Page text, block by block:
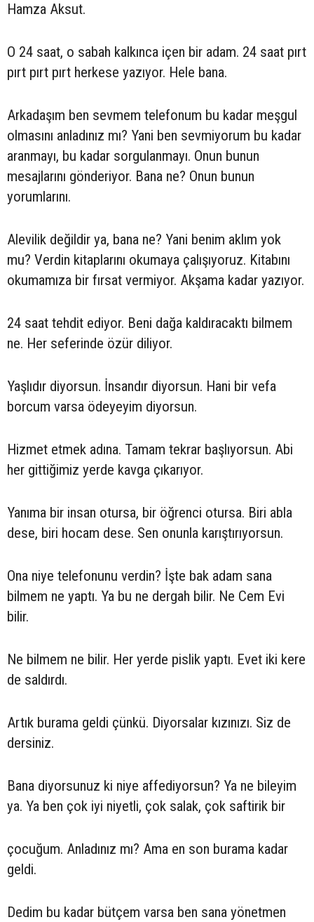
Hamza Aksut.
O 24 saat, o sabah kalkınca içen bir adam. 24 saat pırt
pırt pırt pırt herkese yazıyor. Hele bana.
Arkadaşım ben sevmem telefonum bu kadar meşgul
olmasını anladınız mı? Yani ben sevmiyorum bu kadar
aranmayı, bu kadar sorgulanmayı. Onun bunun
mesajlarını gönderiyor. Bana ne? Onun bunun
yorumlarını.
Alevilik değildir ya, bana ne? Yani benim aklım yok
mu? Verdin kitaplarını okumaya çalışıyoruz. Kitabını
okumamıza bir fırsat vermiyor. Akşama kadar yazıyor.
24 saat tehdit ediyor. Beni dağa kaldıracaktı bilmem
ne. Her seferinde özür diliyor.
Yaşlıdır diyorsun. İnsandır diyorsun. Hani bir vefa
borcum varsa ödeyeyim diyorsun.
Hizmet etmek adına. Tamam tekrar başlıyorsun. Abi
her gittiğimiz yerde kavga çıkarıyor.
Yanıma bir insan otursa, bir öğrenci otursa. Biri abla
dese, biri hocam dese. Sen onunla karıştırıyorsun.
Ona niye telefonunu verdin? İşte bak adam sana
bilmem ne yaptı. Ya bu ne dergah bilir. Ne Cem Evi
bilir.
Ne bilmem ne bilir. Her yerde pislik yaptı. Evet iki kere
de saldırdı.
Artık burama geldi çünkü. Diyorsalar kızınızı. Siz de
dersiniz.
Bana diyorsunuz ki niye affediyorsun? Ya ne bileyim
ya. Ya ben çok iyi niyetli, çok salak, çok saftirik bir
çocuğum. Anladınız mı? Ama en son burama kadar
geldi.
Dedim bu kadar bütçem varsa ben sana yönetmen